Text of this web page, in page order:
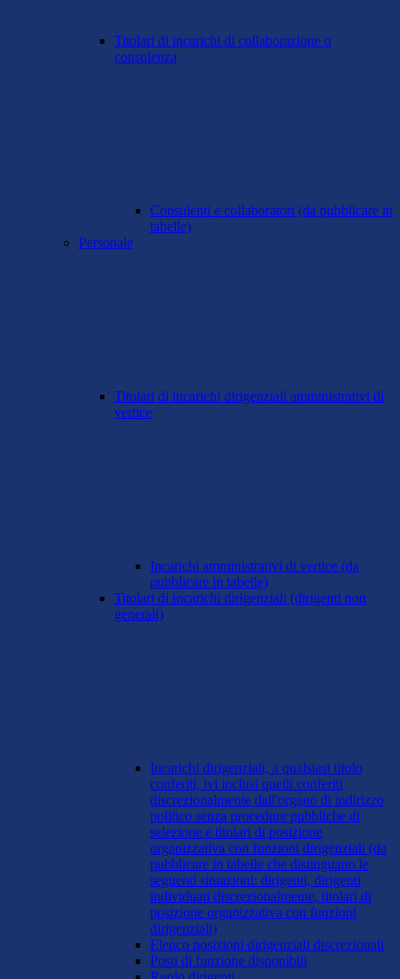
Titolari di incarichi di collaborazione o
consulenza
Consulenti e collaboratori (da pubblicare in
tabelle)
Personale
Titolari di incarichi dirigenziali amministrativi di
vertice
Incarichi amministrativi di vertice (da
pubblicare in tabelle)
Titolari di incarichi dirigenziali (dirigenti non
generali)
Incarichi dirigenziali, a qualsiasi titolo
conferiti, ivi inclusi quelli conferiti
discrezionalmente dall'organo di indirizzo
politico senza procedure pubbliche di
selezione e titolari di posizione
organizzativa con funzioni dirigenziali (da
pubblicare in tabelle che distinguano le
seguenti situazioni: dirigenti, dirigenti
individuati discrezionalmente, titolari di
posizione organizzativa con funzioni
dirigenziali)
Elenco posizioni dirigenziali discrezionali
Posti di funzione disponibili